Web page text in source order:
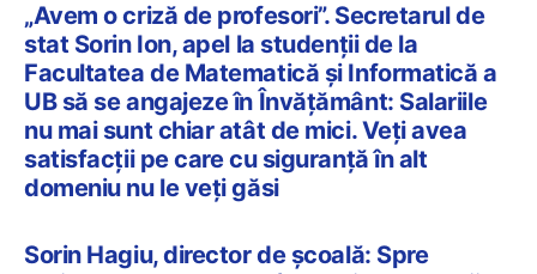
„Avem o criză de profesori”. Secretarul de
stat Sorin Ion, apel la studenții de la
Facultatea de Matematică și Informatică a
UB să se angajeze în Învățământ: Salariile
nu mai sunt chiar atât de mici. Veți avea
satisfacții pe care cu siguranță în alt
domeniu nu le veți găsi
Sorin Hagiu, director de școală: Spre